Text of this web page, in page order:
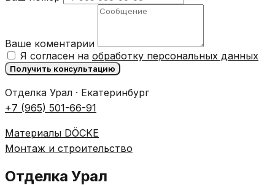
Ваше коментарии
Я согласен на обработку персональных данных
Получить консультацию
Отделка Урал · Екатеринбург
+7 (965) 501-66-91
Материалы DÖCKE
Монтаж и строительство
Отделка Урал